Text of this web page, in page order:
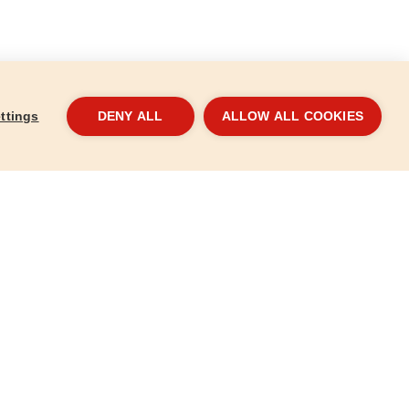
DENY ALL ALLOW ALL COOKIES